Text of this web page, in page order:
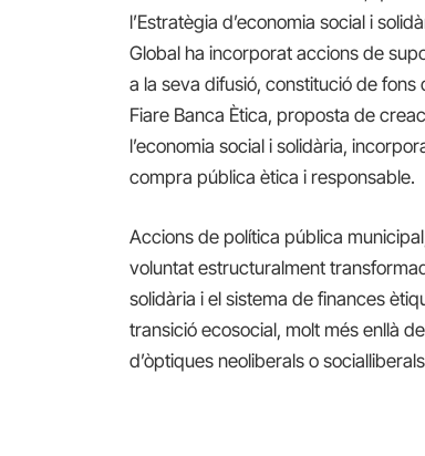
l’Estratègia d’economia social i
Global ha incorporat accions de
a la seva difusió, constitució de
Fiare Banca Ètica, proposta de
l’economia social i solidària,
compra pública ètica i responsable.
Accions de política pública
voluntat estructuralment
solidària i el sistema de finances
transició ecosocial, molt més enllà
d’òptiques neoliberals o